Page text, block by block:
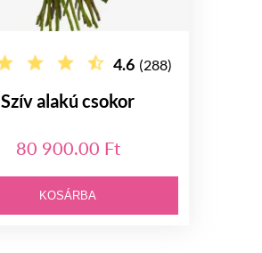
4.6 (288)
Szív alakú csokor
80 900.00 Ft
KOSÁRBA